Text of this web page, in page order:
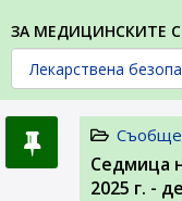
ЗА МЕДИЦИНСКИТЕ
Седмица
2025 г. -